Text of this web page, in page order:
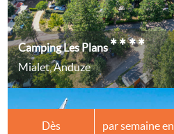
Camping Les Plans****
Mialet, Anduze
Dès par semaine en